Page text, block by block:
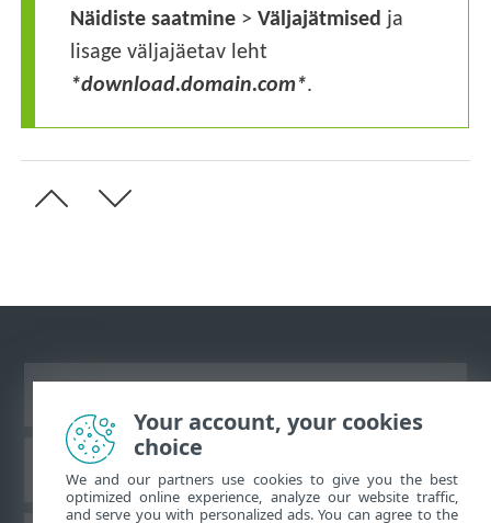
Näidiste saatmine >Väljajätmised ja
lisage väljajäetav leht
*download.domain.com*.
ESET teadmistebaas
Your account, your cookies
choice
We and our partners use cookies to give you the best
optimized online experience, analyze our website traffic,
and serve you with personalized ads. You can agree to the